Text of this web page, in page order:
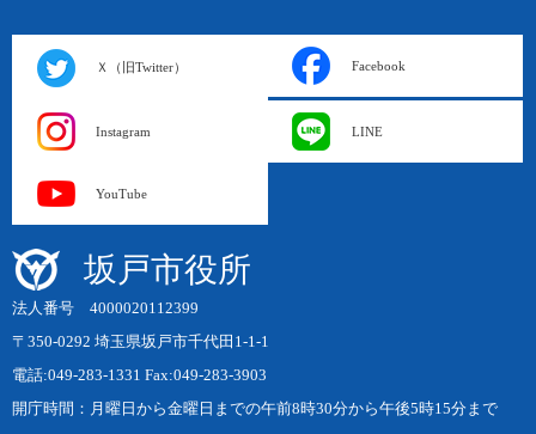
Ｘ（旧Twitter） Facebook
Instagram LINE
YouTube
坂戸市役所
法人番号 4000020112399
〒350-0292 埼玉県坂戸市千代田1-1-1
電話:049-283-1331 Fax:049-283-3903
開庁時間：月曜日から金曜日までの午前8時30分から午後5時15分まで